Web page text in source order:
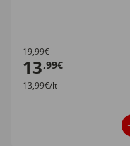
19,99€
13,99€
13,99€/lt